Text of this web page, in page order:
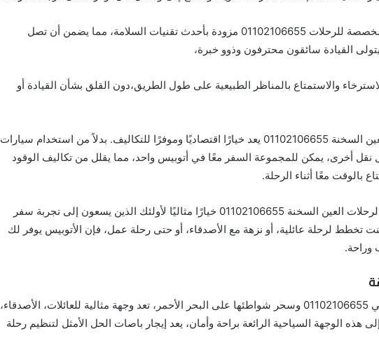
لذلك الأتوبيسات السياحية المخصصة للرحلات 01102106655 مزودة بأحدث تقنيات السلامة، مما يضمن أن تصل
القيادة سائقون محترفون وذوو خبرة،
والاستمتاع بالمناظر الطبيعية على طول الطريق،دون القلق بشأن القيادة أو
لذلك إيجار أتوبيس لرحلات العين السخنة 01102106655 يعد خيارًا اقتصاديًا وموفرًا للتكاليف. بدلاً من استخدام سيارات
نقل أخرى، يمكن للمجموعة السفر معًا في أتوبيس واحد، مما يقلل من تكاليف الوقود
بالوقت معًا أثناء الرحلة.
بالتالي يعتبر استئجار أتوبيس لرحلات العين السخنة 01102106655 خيارًا مثاليًا لأولئك الذين يسعون إلى تجربة سفر
تخطط لرحلة عائلية، أو نزهة مع الأصدقاء، أو حتى رحلة عمل، فإن الأتوبيس يوفر لك
وراحة.
لذلك الغردقة، بجمالها الطبيعي 01102106655 وسحر شواطئها على البحر الأحمر، تعد وجهة مثالية للعائلات، الأصدقاء،
هذه الوجهة السياحية الرائعة براحة وأمان، يعد إيجار باصات الحل الأمثل لتنظيم رحلة